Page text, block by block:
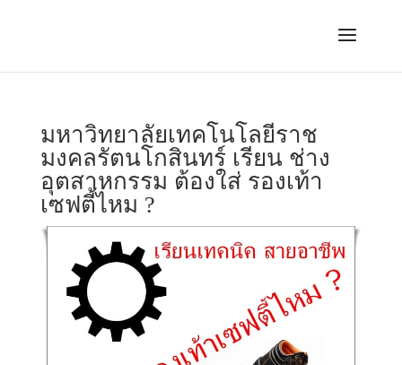
มหาวิทยาลัยเทคโนโลยีราช
มงคลรัตนโกสินทร์ เรียน ช่าง
อุตสาหกรรม ต้องใส่ รองเท้า
เซฟตี้ไหม ?